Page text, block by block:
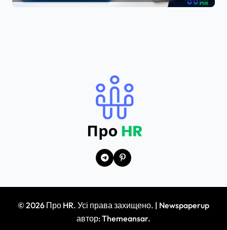
© 2026 Про HR. Усі права захищено. | Newspaperup
автор:Themeansar.